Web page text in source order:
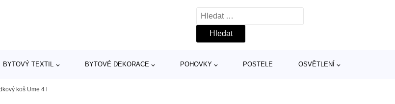
Vyhledávání
BYTOVÝ TEXTIL BYTOVÉ DEKORACE POHOVKY POSTELE OSVĚTLENÍ
koš Ume 4 l